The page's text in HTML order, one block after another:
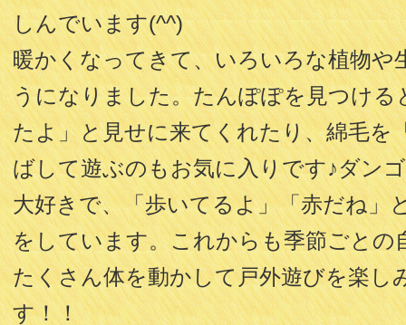
しんでいます(^^)
暖かくなってきて、いろいろな植物や
うになりました。たんぽぽを見つける
たよ」と見せに来てくれたり、綿毛を
ばして遊ぶのもお気に入りです♪ダン
大好きで、「歩いてるよ」「赤だね」
をしています。これからも季節ごとの
たくさん体を動かして戸外遊びを楽し
す！！